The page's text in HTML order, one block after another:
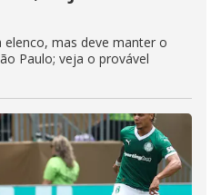
mas deve manter o
Paulo; veja o provável